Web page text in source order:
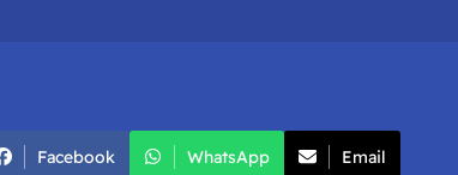
Facebook WhatsApp Email